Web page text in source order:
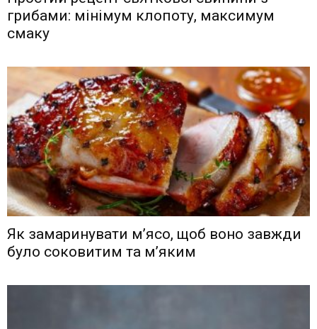
грибами: мінімум клопоту, максимум
смаку
Як замаринувати м’ясо, щоб воно завжди
було соковитим та м’яким